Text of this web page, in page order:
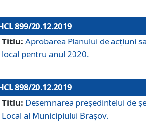
899/20.12.2019
Titlu: Aprobarea Planului de acţiuni
local pentru anul 2020.
898/20.12.2019
Titlu: Desemnarea preşedintelui de
Local al Municipiului Braşov.